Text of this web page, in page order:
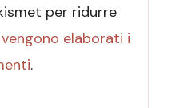
per ridurre
elaborati i
.